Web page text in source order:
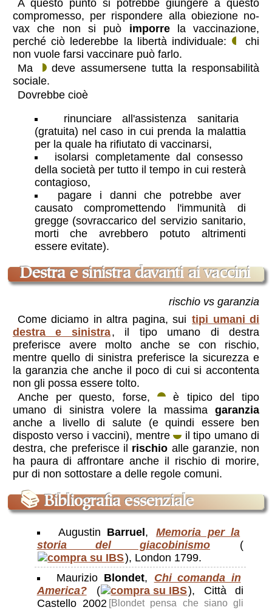
A questo punto si potrebbe giungere a questo
compromesso, per rispondere alla obiezione no-
vax che non si può imporrela vaccinazione,
perché ciò lederebbe la libertà individuale:
chi
non vuole farsi vaccinare può farlo.
Ma
deve assumersene tutta la responsabilità
sociale.
Dovrebbe cioè
rinunciare all'assistenza sanitaria
(gratuita) nel caso in cui prenda la malattia
per la quale ha rifiutato di vaccinarsi,
isolarsi completamente dal consesso
della società per tutto il tempo in cui resterà
contagioso,
pagare i danni che potrebbe aver
causato compromettendo l'immunità di
gregge (sovraccarico del servizio sanitario,
morti che avrebbero potuto altrimenti
essere evitate).
destra e sinistra davanti ai vaccini
rischio vs garanzia
Come diciamo in altra pagina, sui tipi umani di
destra e sinistra, il tipo umano di destra
preferisce avere molto anche se con rischio,
mentre quello di sinistra preferisce la sicurezza e
la garanzia che anche il poco di cui si accontenta
non gli possa essere tolto.
Anche per questo, forse,
è tipico del tipo
umano di sinistra volere la massimagaranzia
anche a livello di salute (e quindi essere ben
disposto verso i vaccini), mentre
il tipo umano di
destra, che preferisce il rischio alle garanzie, non
ha paura di affrontare anche il rischio di morire,
pur di non sottostare a delle regole comuni.
📚 Bibliografia essenziale
Augustin Barruel, Memoria per la
storia del giacobinismo (
), London 1799.
Maurizio Blondet,
Chi comanda in
America? (
), Città di
Castello 2002
[Blondet pensa che siano gli